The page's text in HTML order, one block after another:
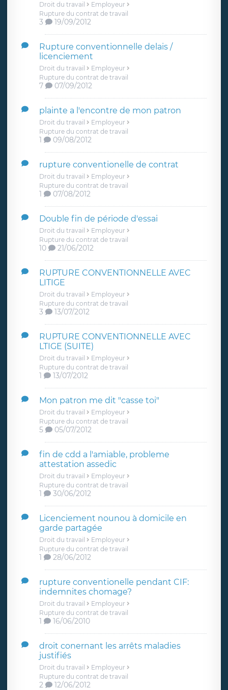
Droit du travail
Employeur
Rupture du contrat de travail
3 19/09/2012
Rupture conventionnelle delais /
licenciement
Droit du travail
Employeur
Rupture du contrat de travail
7 07/09/2012
plainte a l'encontre de mon patron
Droit du travail
Employeur
Rupture du contrat de travail
1 09/08/2012
rupture conventionelle de contrat
Droit du travail
Employeur
Rupture du contrat de travail
1 07/08/2012
Double fin de période d'essai
Droit du travail
Employeur
Rupture du contrat de travail
10 21/06/2012
RUPTURE CONVENTIONNELLE AVEC
LITIGE
Droit du travail
Employeur
Rupture du contrat de travail
3 13/07/2012
RUPTURE CONVENTIONNELLE AVEC
LTIGE (SUITE)
Droit du travail
Employeur
Rupture du contrat de travail
1 13/07/2012
Mon patron me dit "casse toi"
Droit du travail
Employeur
Rupture du contrat de travail
5 05/07/2012
fin de cdd a l'amiable, probleme
attestation assedic
Droit du travail
Employeur
Rupture du contrat de travail
1 30/06/2012
Licenciement nounou à domicile en
garde partagée
Droit du travail
Employeur
Rupture du contrat de travail
1 28/06/2012
rupture conventionelle pendant CIF:
indemnites chomage?
Droit du travail
Employeur
Rupture du contrat de travail
1 16/06/2010
droit conernant les arrêts maladies
justifiés
Droit du travail
Employeur
Rupture du contrat de travail
2 12/06/2012